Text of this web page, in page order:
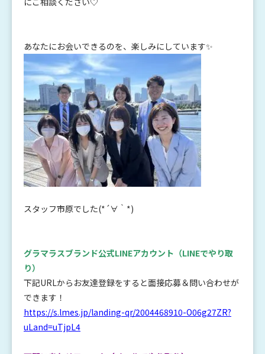
あなたにお会いできるのを、楽しみにしています✨
スタッフ市原でした(*´∀｀*)
グラマラスブランド公式LINEアカウント （LINEでやり取
り）
下記URLからお友達登録をすると面接応募＆問い合わせが
できます！
https://s.lmes.jp/landing-qr/2004468910-O06g27ZR?
uLand=uTjpL4